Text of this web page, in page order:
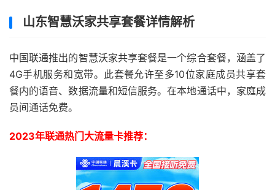
山东智慧沃家共享套餐详情解析
中国联通推出的智慧沃家共享套餐是一个综合套餐，涵盖了
4G手机服务和宽带。此套餐允许至多10位家庭成员共享套
餐内的语音、数据流量和短信服务。在本地通话中，家庭成
员间通话免费。
2023年联通热门大流量卡推荐：